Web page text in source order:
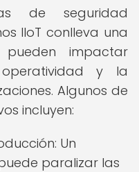
de seguridad
IIoT conlleva una
impactar
y la
Algunos de
incluyen:
Un
paralizar las